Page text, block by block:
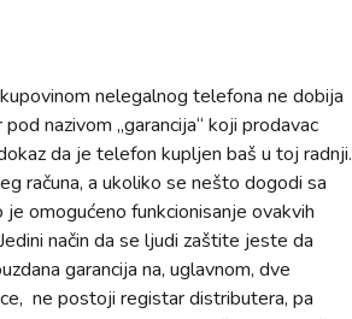
nelegalnog telefona ne dobija
nazivom „garancija“ koji prodavac
da je telefon kupljen baš u toj radnji.
računa, a ukoliko se nešto dogodi sa
omogućeno funkcionisanje ovakvih
način da se ljudi zaštite jeste da
garancija na, uglavnom, dve
ne postoji registar distributera, pa